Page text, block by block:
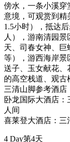
傍水，一条小溪穿
意境，可观赏到精
1.5小时），抵达
人），游南清园
天、司春女神、
等），游西海岸景
送子、玉女献花、
的高空栈道、观古
三清山脚参考酒店
卧龙国际大酒店
人间
喜莱登大酒店：三
4 Day第4天